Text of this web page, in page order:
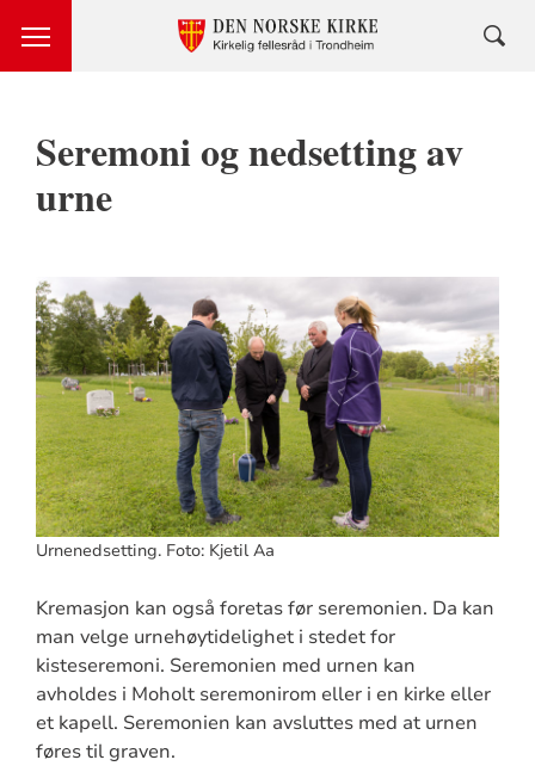
Seremoni og nedsetting av
urne
Urnenedsetting. Foto: Kjetil Aa
Kremasjon kan også foretas før seremonien. Da kan
man velge urnehøytidelighet i stedet for
kisteseremoni. Seremonien med urnen kan
avholdes i Moholt seremonirom eller i en kirke eller
et kapell. Seremonien kan avsluttes med at urnen
føres til graven.